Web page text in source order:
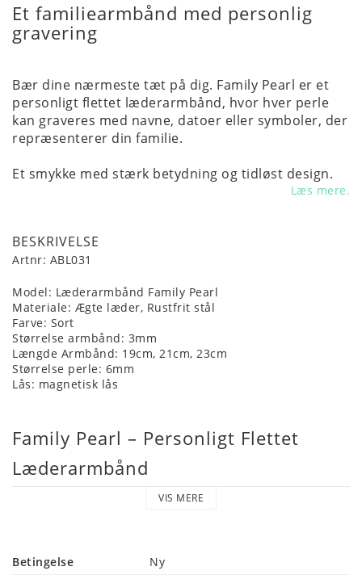
Et familiearmbånd med personlig
gravering
Bær dine nærmeste tæt på dig. Family Pearl er et
personligt flettet læderarmbånd, hvor hver perle
kan graveres med navne, datoer eller symboler, der
repræsenterer din familie.
Et smykke med stærk betydning og tidløst design.
Læs mere.
BESKRIVELSE
Artnr: ABL031
Model: Læderarmbånd Family Pearl
Materiale: Ægte læder, Rustfrit stål
Farve: Sort
Størrelse armbånd: 3mm
Længde Armbånd: 19cm, 21cm, 23cm
Størrelse perle: 6mm
Lås: magnetisk lås
Family Pearl – Personligt Flettet
Læderarmbånd
VIS MERE
Betingelse Ny